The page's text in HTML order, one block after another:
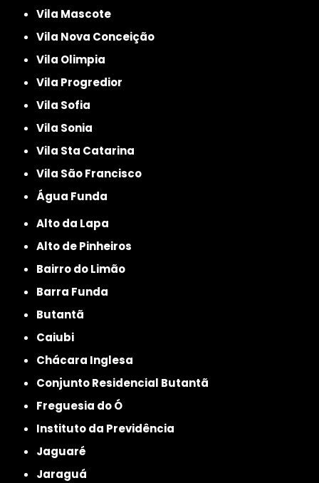
Vila Mascote
Vila Nova Conceição
Vila Olimpia
Vila Progredior
Vila Sofia
Vila Sonia
Vila Sta Catarina
Vila São Francisco
Água Funda
Alto da Lapa
Alto de Pinheiros
Bairro do Limão
Barra Funda
Butantã
Caiubi
Chácara Inglesa
Conjunto Residencial Butantã
Freguesia do Ó
Instituto da Previdência
Jaguaré
Jaraguá